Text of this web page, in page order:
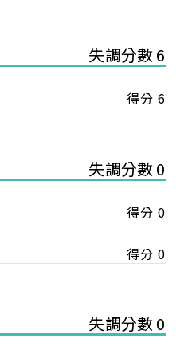
失調分數 6
得分 6
失調分數 0
得分 0
得分 0
失調分數 0
會員申請
功送出，經本協會理事